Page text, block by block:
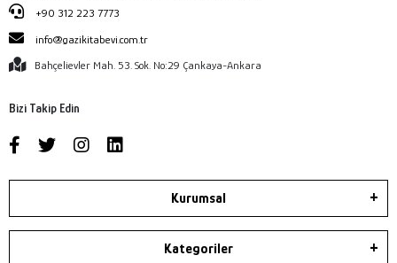
+90 312 223 7773
info@gazikitabevi.com.tr
Bahçelievler Mah. 53. Sok. No:29 Çankaya-Ankara
Bizi Takip Edin
Kurumsal
Kategoriler